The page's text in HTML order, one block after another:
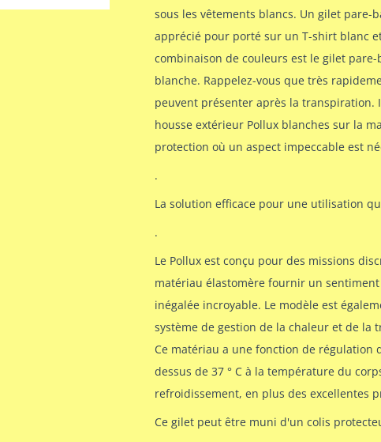
sous les vêtements blancs. Un gilet pare-
apprécié pour porté sur un T-shirt blanc
combinaison de couleurs est le gilet
blanche. Rappelez-vous que très
peuvent présenter après la
housse extérieur Pollux blanches sur la
protection où un aspect impeccable est
.
La solution efficace pour une utilisation
.
Le Pollux est conçu pour des missions
matériau élastomère fournir un
inégalée incroyable. Le modèle est
système de gestion de la chaleur et de
Ce matériau a une fonction de
dessus de 37 ° C à la température du
refroidissement, en plus des excellentes
Ce gilet peut être muni d'un colis